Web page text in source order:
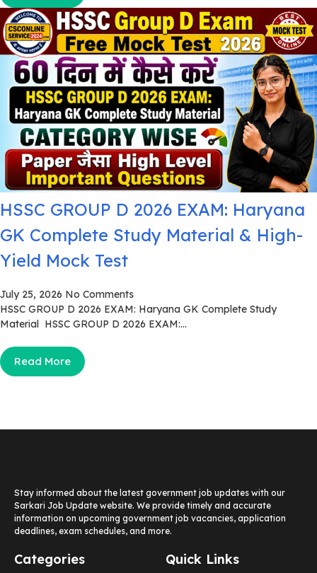
HSSC GROUP D 2026 EXAM: Haryana
GK Complete Study Material & High-
Yield Mock Test
July 25, 2026 No Comments
HSSC GROUP D 2026 EXAM: Haryana GK Complete Study
Material HSSC GROUP D 2026 EXAM:...
Read More
Stay informed about the latest government job updates with our
Sarkari Job Update website. We provide timely and accurate
information on upcoming government job vacancies, application
deadlines, exam schedules, and more.
Categories Quick Links